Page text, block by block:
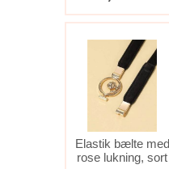
Elastik bælte med
rose lukning, sort